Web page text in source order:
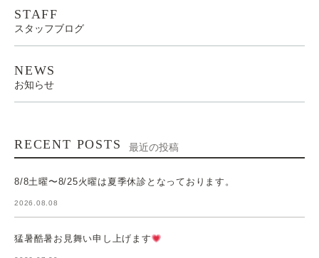
STAFF
スタッフブログ
NEWS
お知らせ
RECENT POSTS 最近の投稿
8/8土曜〜8/25火曜は夏季休診となっております。
2026.08.08
猛暑酷暑お見舞い申し上げます